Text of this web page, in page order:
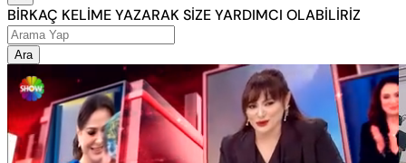
BİRKAÇ KELİME YAZARAK SİZE YARDIMCI OLABİLİRİZ
Ara